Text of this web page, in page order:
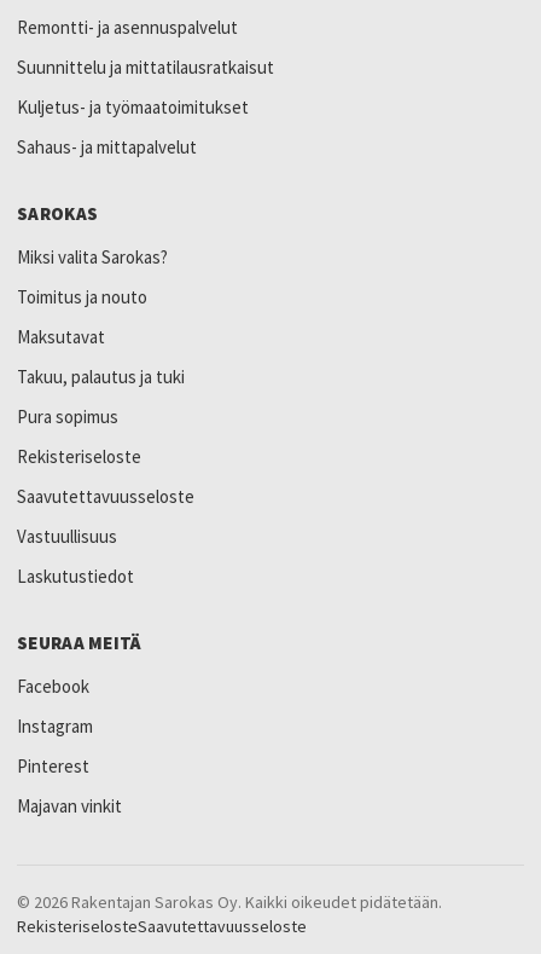
Remontti- ja asennuspalvelut
Suunnittelu ja mittatilausratkaisut
Kuljetus- ja työmaatoimitukset
Sahaus- ja mittapalvelut
SAROKAS
Miksi valita Sarokas?
Toimitus ja nouto
Maksutavat
Takuu, palautus ja tuki
Pura sopimus
Rekisteriseloste
Saavutettavuusseloste
Vastuullisuus
Laskutustiedot
SEURAA MEITÄ
Facebook
Instagram
Pinterest
Majavan vinkit
© 2026 Rakentajan Sarokas Oy. Kaikki oikeudet pidätetään.
RekisteriselosteSaavutettavuusseloste